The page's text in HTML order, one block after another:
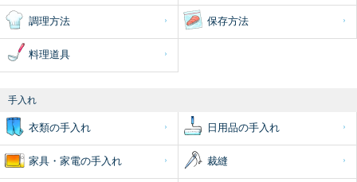
調理方法 保存方法
料理道具
手入れ
衣類の手入れ 日用品の手入れ
家具・家電の手入れ 裁縫